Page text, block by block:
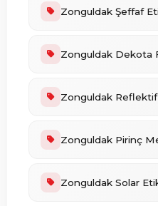
Zonguldak Şeffaf
Zonguldak Dekota
Zonguldak
Zonguldak Pirinç
Zonguldak Solar